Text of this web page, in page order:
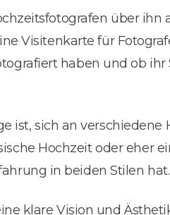
über ihn
Visitenkarte für
haben und ob ihr
ist, sich an verschiedene
Hochzeit oder eher
in beiden Stilen hat.
klare Vision und